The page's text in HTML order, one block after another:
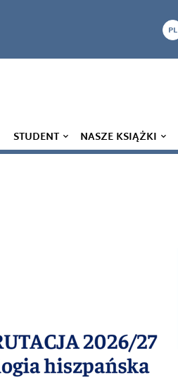
PL
STUDENT NASZE KSIĄŻKI